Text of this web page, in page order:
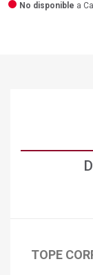
No disponible a
TOPE